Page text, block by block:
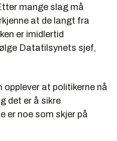
mange slag må
at de langt fra
er imidlertid
Datatilsynets sjef,
opplever at politikerne nå
det er å sikre
er noe som skjer på